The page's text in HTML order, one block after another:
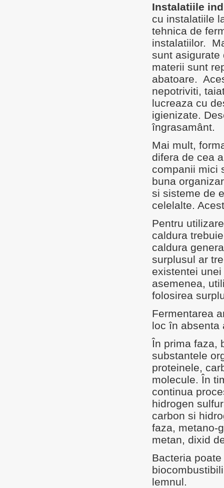
Instalatiile
cu instalatiile
tehnica de
instalatiilor.
sunt
materii sunt
abatoare.
nepotriviti,
lucreaza cu
igienizate.
îngrasamânt.
Mai mult,
difera de cea
companii mici
buna
si sisteme de
celelalte.
Pentru
caldura
caldura
surplusul ar
existentei
asemenea,
folosirea
Fermentarea
loc în absenta
În prima faza,
substantele
proteinele,
molecule. În
continua
hidrogen
carbon si
faza, metano-
metan, dixid
Bacteria
lemnul.